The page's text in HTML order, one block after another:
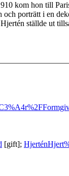
kom hon till
och porträtt i en
ställde ut
[gift]; Hjertén